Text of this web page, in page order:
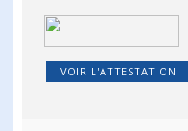
VOIR L'ATTESTATION